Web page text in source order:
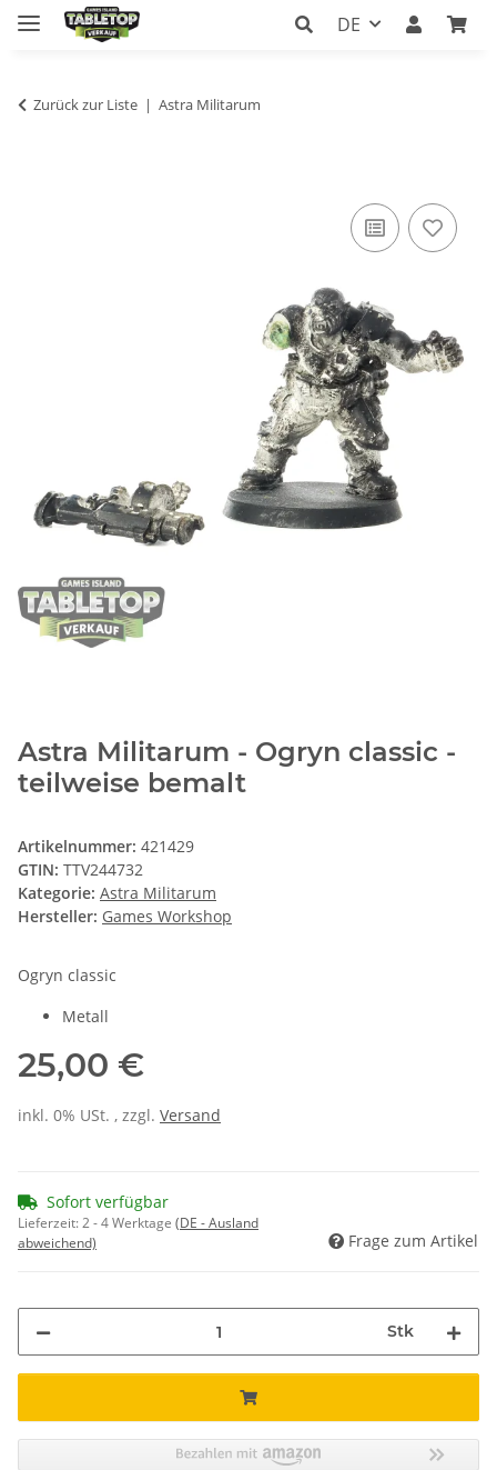
DE
Zurück zur Liste Astra Militarum
Astra Militarum - Ogryn classic -
teilweise bemalt
Artikelnummer: 421429
GTIN: TTV244732
Kategorie: Astra Militarum
Hersteller: Games Workshop
Ogryn classic
Metall
25,00 €
inkl. 0% USt. , zzgl. Versand
Sofort verfügbar
Lieferzeit:2 - 4 Werktage (DE - Ausland
abweichend)
Frage zum Artikel
Stk